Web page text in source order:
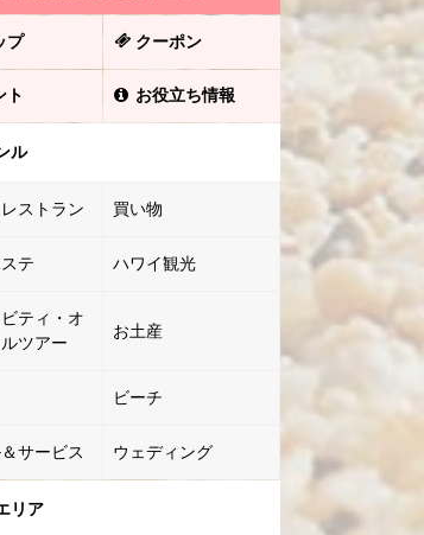
プ クーポン
ト お役立ち情報
ル
ストラン 買い物
テ ハワイ観光
ティ・オ
ツアー
お土産
ビーチ
サービス ウェディング
リア